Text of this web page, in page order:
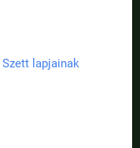
Szett lapjainak